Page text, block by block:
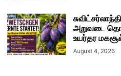
அறுவடை
உயர்தர மகசூல்
August 4, 2026